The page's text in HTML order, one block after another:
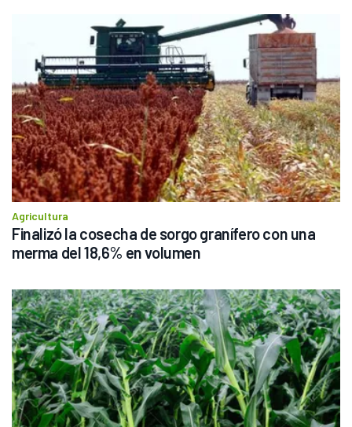
Agricultura
Finalizó la cosecha de sorgo granífero con una
merma del 18,6% en volumen